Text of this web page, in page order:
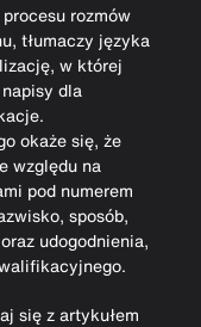
rozmów
tłumaczy języka
w której
dla
okaże się, że
względu na
pod numerem
sposób,
udogodnienia,
się z artykułem